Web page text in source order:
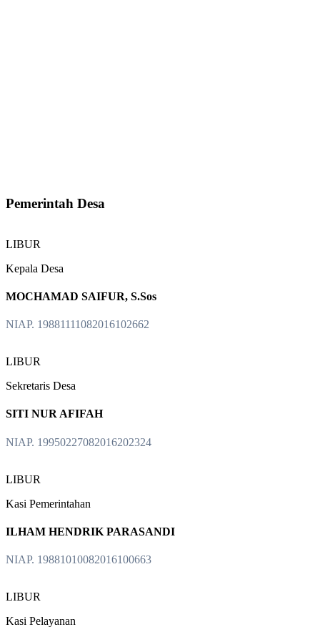
Pemerintah Desa
LIBUR
Kepala Desa
MOCHAMAD SAIFUR, S.Sos
NIAP. 19881111082016102662
LIBUR
Sekretaris Desa
SITI NUR AFIFAH
NIAP. 19950227082016202324
LIBUR
Kasi Pemerintahan
ILHAM HENDRIK PARASANDI
NIAP. 19881010082016100663
LIBUR
Kasi Pelayanan